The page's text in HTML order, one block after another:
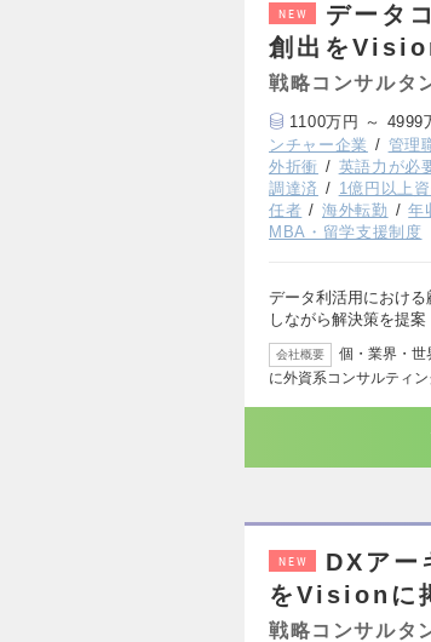
NEW
データ
創出を
戦略コンサルタ
1100万円 ～ 4999
ンチャー企業
管理
外折衝
英語力が必
調達済
1億円以上
任者
海外転勤 年
MBA・留学支援制度
データ利活用におけ
しながら解決策を提
会社概要
個・業界・
に外資系コンサルティ
NEW
DXアー
をVisionに
戦略コンサルタ